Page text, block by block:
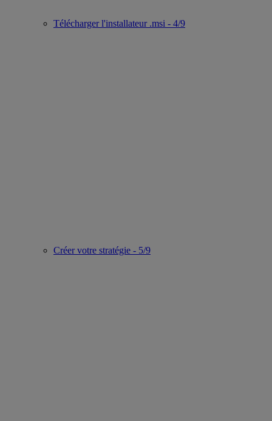
Télécharger l'installateur .msi - 4/9
Créer votre stratégie - 5/9